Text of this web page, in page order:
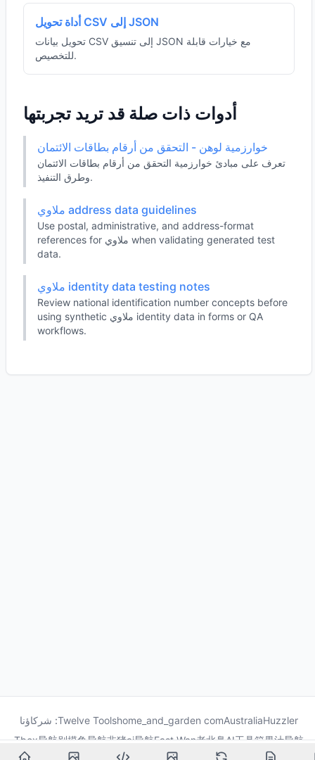
أداة تحويل CSV إلى JSON
تحويل بيانات CSV إلى تنسيق JSON مع خيارات قابلة
للتخصيص.
أدوات ذات صلة قد تريد تجربتها
خوارزمية لوهن - التحقق من أرقام بطاقات الائتمان
تعرف على مبادئ خوارزمية التحقق من أرقام بطاقات الائتمان
وطرق التنفيذ.
ملاوي address data guidelines
Use postal, administrative, and address-format
references for ملاوي when validating generated test
data.
ملاوي identity data testing notes
Review national identification number concepts before
using synthetic ملاوي identity data in forms or QA
workflows.
شركاؤنا :Twelve Toolshome_and_garden comAustraliaHuzzler
Tbox导航别摸鱼导航非猪ai导航Fast Wan老北鼻AI工具箱果汁导航
龙喵导航